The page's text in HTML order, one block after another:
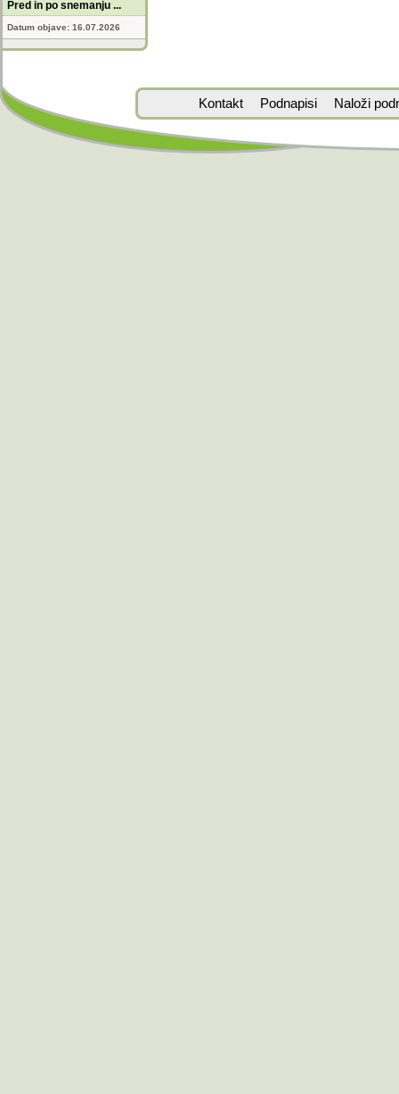
Pred in po snemanju ...
Datum objave: 16.07.2026
Kontakt Podnapisi Naloži